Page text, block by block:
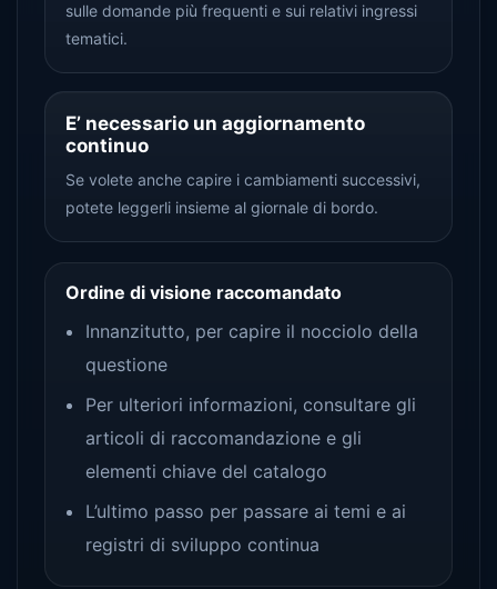
sulle domande più frequenti e sui relativi ingressi
tematici.
E’ necessario un aggiornamento
continuo
Se volete anche capire i cambiamenti successivi,
potete leggerli insieme al giornale di bordo.
Ordine di visione raccomandato
Innanzitutto, per capire il nocciolo della
questione
Per ulteriori informazioni, consultare gli
articoli di raccomandazione e gli
elementi chiave del catalogo
L’ultimo passo per passare ai temi e ai
registri di sviluppo continua